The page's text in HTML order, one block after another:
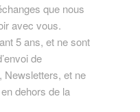
que nous
avec vous.
5 ans, et ne sont
de
Newsletters, et ne
dehors de la